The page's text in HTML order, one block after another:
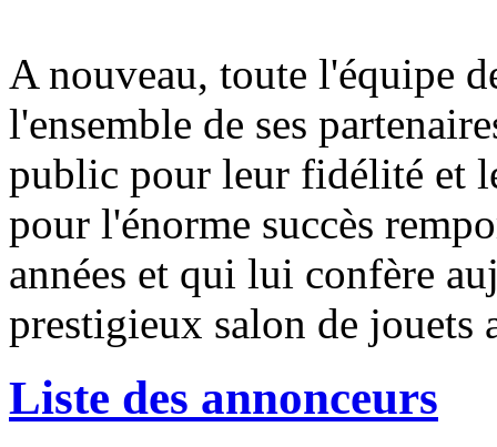
A nouveau, toute l'équipe
l'ensemble de ses
public pour leur fidélité et
pour l'énorme succès
années et qui lui confère
prestigieux salon de jouets
Liste des annonceurs